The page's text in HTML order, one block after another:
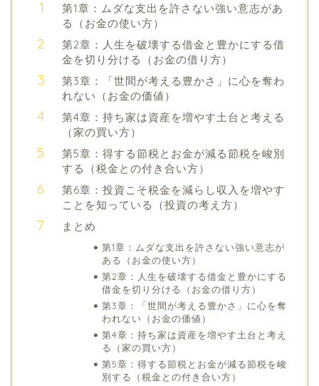
第1章：ムダな支出を許さない強い意志があ
る（お金の使い方）
第2章：人生を破壊する借金と豊かにする借
金を切り分ける（お金の借り方）
第3章：「世間が考える豊かさ」に心を奪わ
れない（お金の価値）
第4章：持ち家は資産を増やす土台と考える
（家の買い方）
第5章：得する節税とお金が減る節税を峻別
する（税金との付き合い方）
第6章：投資こそ税金を減らし収入を増やす
ことを知っている（投資の考え方）
まとめ
第1章：ムダな支出を許さない強い意志が
ある（お金の使い方）
第2章：人生を破壊する借金と豊かにする
借金を切り分ける（お金の借り方）
第3章：「世間が考える豊かさ」に心を奪
われない（お金の価値）
第4章：持ち家は資産を増やす土台と考え
る（家の買い方）
第5章：得する節税とお金が減る節税を峻
別する（税金との付き合い方）